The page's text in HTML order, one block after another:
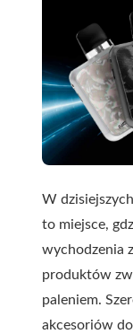
W
to miejsce,
wychodzenia
produktów
paleniem.
akcesoriów